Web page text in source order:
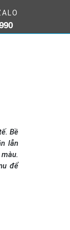
Bề
lẫn
để